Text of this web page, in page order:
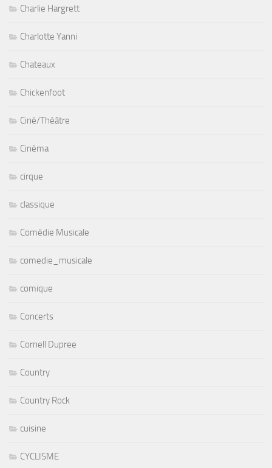
Charlie Hargrett
Charlotte Yanni
Chateaux
Chickenfoot
Ciné/Théâtre
Cinéma
cirque
classique
Comédie Musicale
comedie_musicale
comique
Concerts
Cornell Dupree
Country
Country Rock
cuisine
CYCLISME